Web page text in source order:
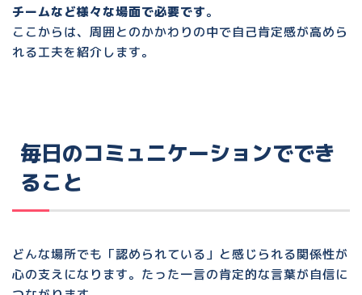
チームなど様々な場面で必要です。
ここからは、周囲とのかかわりの中で自己肯定感が高めら
れる工夫を紹介します。
毎日のコミュニケーションででき
ること
どんな場所でも「認められている」と感じられる関係性が
心の支えになります。 たった一言の肯定的な言葉が自信に